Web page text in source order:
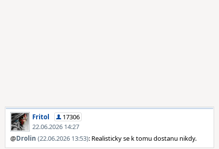
Fritol
17306
22.06.2026 14:27
@Drolin (22.06.2026 13:53): Realisticky se k tomu dostanu nikdy.